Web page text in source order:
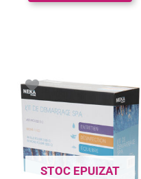
STOC EPUIZAT